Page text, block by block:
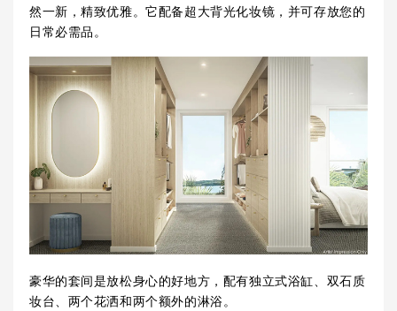
然一新，精致优雅。它配备超大背光化妆镜，并可存放您的
日常必需品。
豪华的套间是放松身心的好地方，配有独立式浴缸、双石质
妆台、两个花洒和两个额外的淋浴。